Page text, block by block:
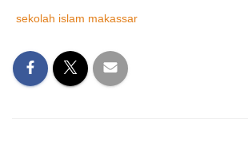
sekolah islam makassar